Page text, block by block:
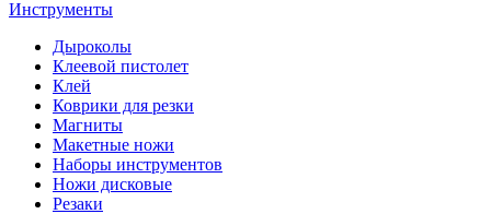
Инструменты
Дыроколы
Клеевой пистолет
Клей
Коврики для резки
Магниты
Макетные ножи
Наборы инструментов
Ножи дисковые
Резаки